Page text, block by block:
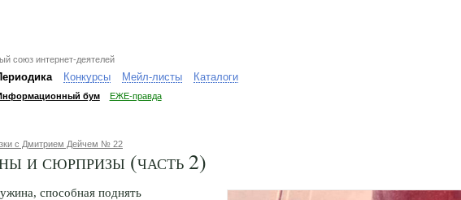
союз интернет-деятелей
Конкурсы Мейл-листы Каталоги
бум ЕЖЕ-правда
с Дмитрием Дейчем № 22
и сюрпризы (часть 2)
способная поднять